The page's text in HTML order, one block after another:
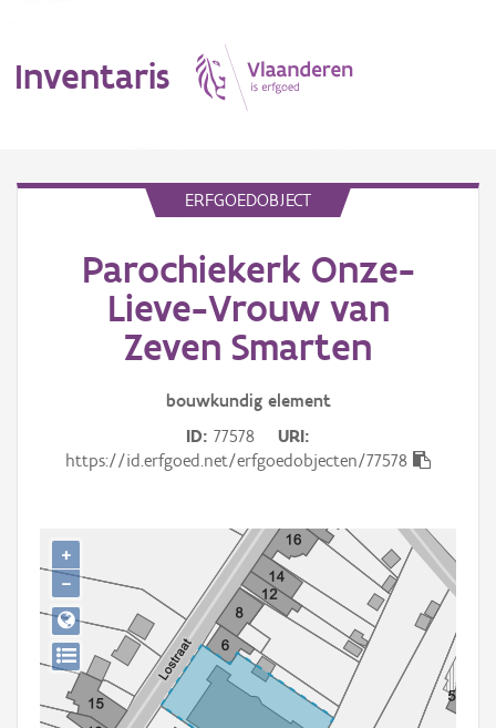
Inventaris
Erfgoedobject
Aanduidingsobject
Gebeurtenis
Downloads
Hergebruik
Aanmelden
ERFGOEDOBJECT
Parochiekerk Onze-
Lieve-Vrouw van
Zeven Smarten
bouwkundig element
ID 77578
URI
https://id.erfgoed.net/erfgoedobjecten/77578
+
−